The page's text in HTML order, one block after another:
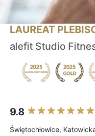
LAUREAT
alefit Studio
9.8
Świętochłowice,